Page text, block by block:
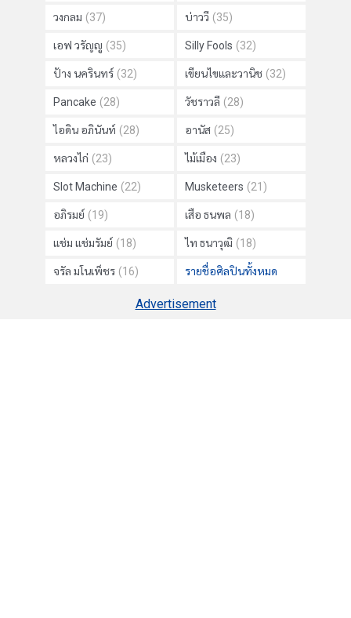
วงกลม (37) บ่าววี (35)
เอฟ วรัญญู (35) Silly Fools (32)
ป้าง นครินทร์ (32) เขียนไขและวานิช (32)
Pancake (28) วัชราวลี (28)
ไอดิน อภินันท์ (28) อานัส (25)
หลวงไก่ (23) ไม้เมือง (23)
Slot Machine (22) Musketeers (21)
อภิรมย์ (19) เสือ ธนพล (18)
แช่ม แช่มรัมย์ (18) ไท ธนาวุฒิ (18)
จรัล มโนเพ็ชร (16) รายชื่อศิลปินทั้งหมด
Advertisement